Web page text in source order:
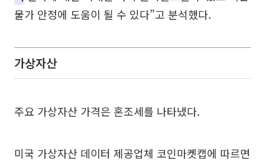
물가 안정에 도움이 될 수 있다”고 분석했다.
가상자산
주요 가상자산 가격은 혼조세를 나타냈다.
미국 가상자산 데이터 제공업체 코인마켓캡에 따르면